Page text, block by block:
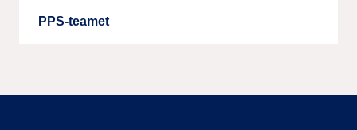
PPS-teamet